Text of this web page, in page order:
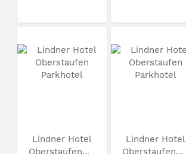
Lindner Hotel
Oberstaufen...
Lindner Hotel
Oberstaufen...